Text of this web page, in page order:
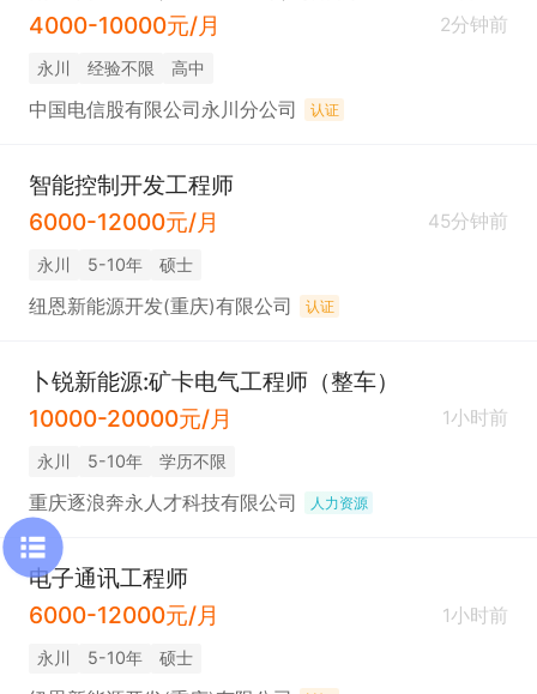
4000-10000元/月
2分钟前
永川 经验不限 高中
中国电信股有限公司永川分公司 认证
智能控制开发工程师
6000-12000元/月
45分钟前
永川 5-10年 硕士
纽恩新能源开发(重庆)有限公司 认证
卜锐新能源:矿卡电气工程师（整车）
10000-20000元/月
1小时前
永川 5-10年 学历不限
重庆逐浪奔永人才科技有限公司 人力资源
电子通讯工程师
6000-12000元/月
1小时前
永川 5-10年 硕士